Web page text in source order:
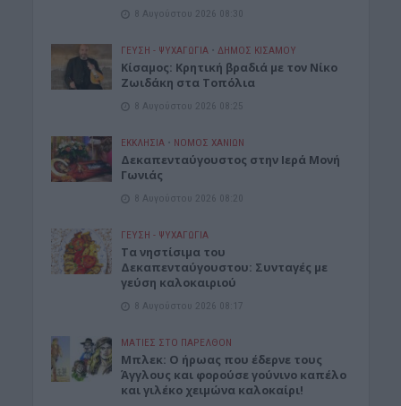
8 Αυγούστου 2026 08:30
ΓΕΎΣΗ - ΨΥΧΑΓΩΓΊΑ • ΔΉΜΟΣ ΚΙΣΆΜΟΥ
Kίσαμος: Κρητική βραδιά με τον Νίκο
Ζωιδάκη στα Τοπόλια
8 Αυγούστου 2026 08:25
ΕΚΚΛΗΣΙΑ • ΝΟΜΌΣ ΧΑΝΊΩΝ
Δεκαπενταύγουστος στην Ιερά Μονή
Γωνιάς
8 Αυγούστου 2026 08:20
ΓΕΎΣΗ - ΨΥΧΑΓΩΓΊΑ
Τα νηστίσιμα του
Δεκαπενταύγουστου: Συνταγές με
γεύση καλοκαιριού
8 Αυγούστου 2026 08:17
ΜΑΤΙΕΣ ΣΤΟ ΠΑΡΕΛΘΟΝ
Μπλεκ: O ήρωας που έδερνε τους
Άγγλους και φορούσε γούνινο καπέλο
και γιλέκο χειμώνα καλοκαίρι!